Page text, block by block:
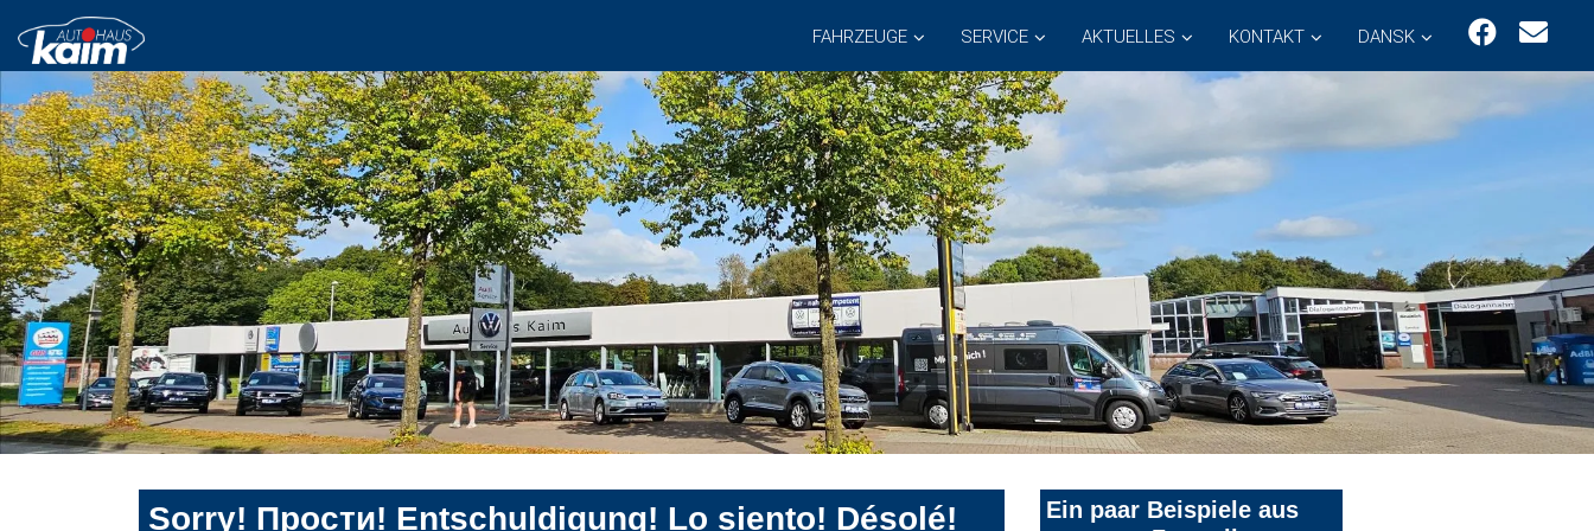
FAHRZEUGE SERVICE AKTUELLES KONTAKT DANSK
Sorry! Прости! Entschuldigung! Lo siento! Désolé!
Ein paar Beispiele aus